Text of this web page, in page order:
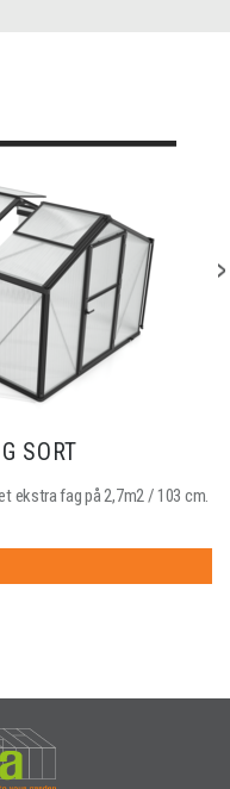
SORT
ekstra fag på 2,7m2 / 103 cm.